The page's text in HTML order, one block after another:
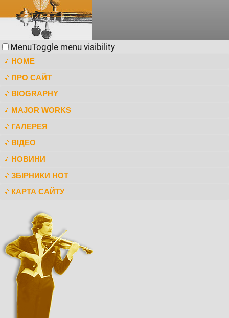
MenuToggle menu visibility
HOME
ПРО САЙТ
BIOGRAPHY
MAJOR WORKS
ГАЛЕРЕЯ
ВІДЕО
НОВИНИ
ЗБІРНИКИ НОТ
КАРТА САЙТУ